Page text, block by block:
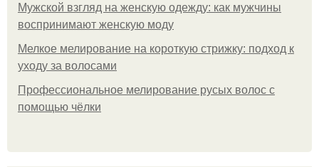
Мужской взгляд на женскую одежду: как мужчины
воспринимают женскую моду
Мелкое мелирование на короткую стрижку: подход к
уходу за волосами
Профессиональное мелирование русых волос с
помощью чёлки